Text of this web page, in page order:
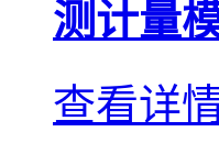
测计量
查看详